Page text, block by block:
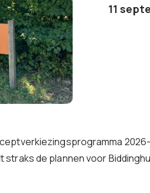
11
straks de plannen voor